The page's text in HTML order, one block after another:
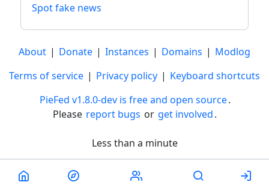
Spot fake news
About | Donate | Instances | Domains | Modlog
Terms of service | Privacy policy | Keyboard shortcuts
PieFed v1.8.0-dev is free and open source.
Please report bugs or get involved.
Less than a minute